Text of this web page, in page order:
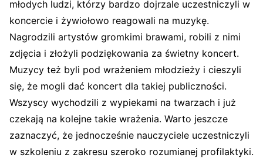
młodych ludzi, którzy bardzo dojrzale uczestniczyli w
koncercie i żywiołowo reagowali na muzykę.
Nagrodzili artystów gromkimi brawami, robili z nimi
zdjęcia i złożyli podziękowania za świetny koncert.
Muzycy też byli pod wrażeniem młodzieży i cieszyli
się, że mogli dać koncert dla takiej publiczności.
Wszyscy wychodzili z wypiekami na twarzach i już
czekają na kolejne takie wrażenia. Warto jeszcze
zaznaczyć, że jednocześnie nauczyciele uczestniczyli
w szkoleniu z zakresu szeroko rozumianej profilaktyki.